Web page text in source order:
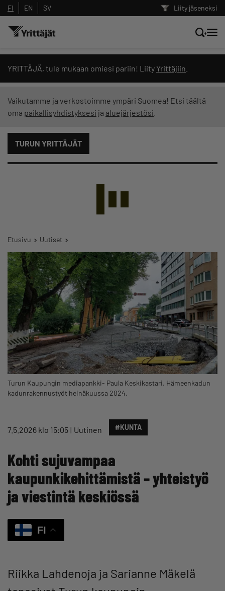
Liity jäseneksi
FI EN SV
YRITTÄJÄ, tule mukaan omiesi pariin! Liity Yrittäjiin
Vaikutamme ja verkostoimme ympäri Suomea! Etsi täältä
oma paikallisyhdistyksesi ja aluejärjestösi
TURUN YRITTÄJÄT
Etusivu Uutiset
Turun Kaupungin mediapankki- Paula Keskikastari. Hämeenkadun
kadunrakennustyöt heinäkuussa 2024.
7.5.2026 klo 15:05 Uutinen #KUNTA
Kohti sujuvampaa
kaupunkikehittämistä – yhteistyö
ja viestintä keskiössä
FI
Riikka Lahdenoja ja Sarianne Mäkelä
Hae sivustolta tai kysy suoraan
Yrittäjien tekoälyltä
Suodata hakutuloksia: näytä kaikki sisältö